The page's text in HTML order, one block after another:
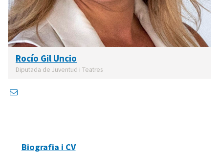
Rocío Gil Uncio
Diputada de Juventud i Teatres
Biografia i CV